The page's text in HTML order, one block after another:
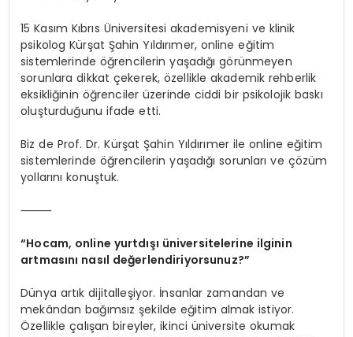
15 Kasım Kıbrıs Üniversitesi akademisyeni ve klinik
psikolog Kürşat Şahin Yıldırımer, online eğitim
sistemlerinde öğrencilerin yaşadığı görünmeyen
sorunlara dikkat çekerek, özellikle akademik rehberlik
eksikliğinin öğrenciler üzerinde ciddi bir psikolojik baskı
oluşturduğunu ifade etti.
Biz de Prof. Dr. Kürşat Şahin Yıldırımer ile online eğitim
sistemlerinde öğrencilerin yaşadığı sorunları ve çözüm
yollarını konuştuk.
⸻
“Hocam, online yurtdışı üniversitelerine ilginin
artmasını nasıl değerlendiriyorsunuz?”
Dünya artık dijitalleşiyor. İnsanlar zamandan ve
mekândan bağımsız şekilde eğitim almak istiyor.
Özellikle çalışan bireyler, ikinci üniversite okumak